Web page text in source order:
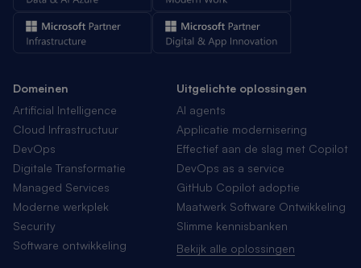
Domeinen
Artificial Intelligence
Cloud Infrastructuur
DevOps
Digitale Transformatie
Managed Services
Moderne werkplek
Security
Software ontwikkeling
Uitgelichte oplossingen
AI agents
Applicatie modernisering
Effectief aan de slag met Copilot
DevOps as a service
GitHub Copilot adoptie
Maatwerk Software Ontwikkeling
Slimme kennisbanken
Bekijk alle oplossingen